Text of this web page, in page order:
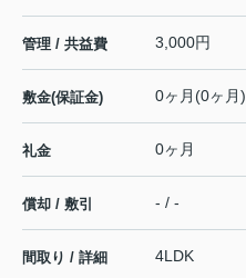
管理 / 共益費 3,000円
敷金(保証金) 0ヶ月(0ヶ月)
礼金 0ヶ月
償却 / 敷引 - / -
間取り / 詳細 4LDK